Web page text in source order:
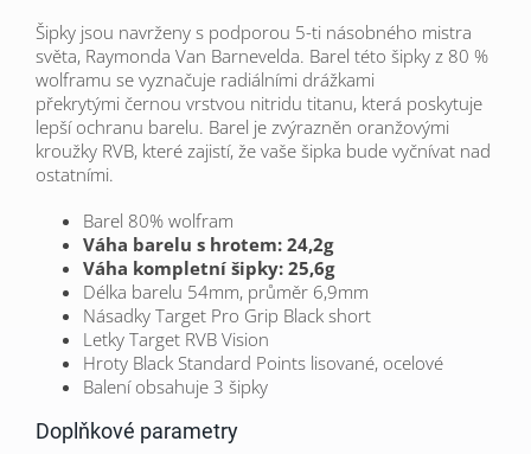
Šipky jsou navrženy s podporou 5-ti násobného mistra
světa, Raymonda Van Barnevelda. Barel této šipky z 80 %
wolframu se vyznačuje radiálními drážkami
překrytými černou vrstvou nitridu titanu, která poskytuje
lepší ochranu barelu. Barel je zvýrazněn oranžovými
kroužky RVB, které zajistí, že vaše šipka bude vyčnívat nad
ostatními.
Barel 80% wolfram
Váha barelu s hrotem: 24,2g
Váha kompletní šipky: 25,6g
Délka barelu 54mm, průměr 6,9mm
Násadky Target Pro Grip Black short
Letky Target RVB Vision
Hroty Black Standard Points lisované, ocelové
Balení obsahuje 3 šipky
Doplňkové parametry